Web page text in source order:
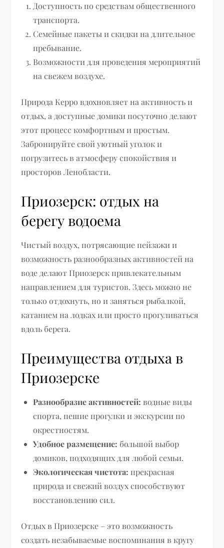
Доступность по средствам общественного
транспорта.
Семейные пакеты и скидки на длительное
пребывание.
Возможности для проведения мероприятий
на свежем воздухе.
Природа Керро вдохновляет на активность и
отдых, а доступные домики посуточно делают
этот процесс комфортным и простым.
Забронируйте свой уютный уголок и
погрузитесь в атмосферу спокойствия и
просторов Ленобласти.
Приозерск: отдых на
берегу водоема
Чистый воздух, потрясающие пейзажи и
возможность разнообразных активностей на
воде делают Приозерск привлекательным
направлением для туристов. Здесь можно не
только отдохнуть, но и заняться рыбалкой,
катанием на лодках или просто прогуливаться
вдоль берега.
Преимущества отдыха в
Приозерске
Разнообразие активностей: водные виды
спорта, пешие прогулки и экскурсии по
окрестностям.
Удобное размещение: большой выбор
домиков, подходящих для любой семьи.
Экологическая чистота: прекрасная
природа и свежий воздух способствуют
восстановлению сил.
Отдых в Приозерске – это возможность
создать незабываемые воспоминания в кругу